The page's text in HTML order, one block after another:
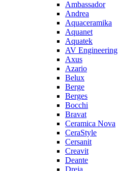
Ambassador
Andrea
Aquaceramika
Aquanet
Aquatek
AV Engineering
Axus
Azario
Belux
Berge
Berges
Bocchi
Bravat
Ceramica Nova
CeraStyle
Cersanit
Creavit
Deante
Dreja